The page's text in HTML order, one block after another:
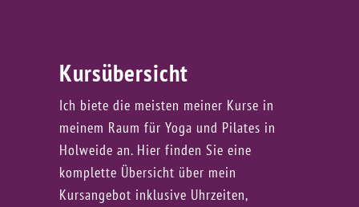
Kursübersicht
Ich biete die meisten meiner Kurse in
meinem Raum für Yoga und Pilates in
Holweide an. Hier finden Sie eine
komplette Übersicht über mein
Kursangebot inklusive Uhrzeiten,